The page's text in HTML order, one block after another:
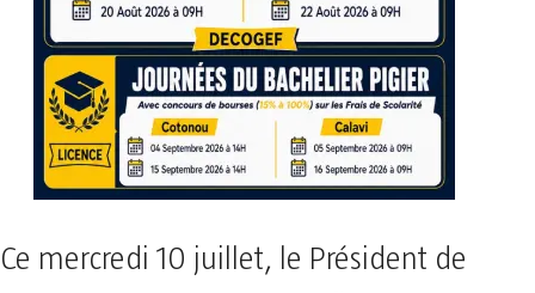
Ce mercredi 10 juillet, le Président de